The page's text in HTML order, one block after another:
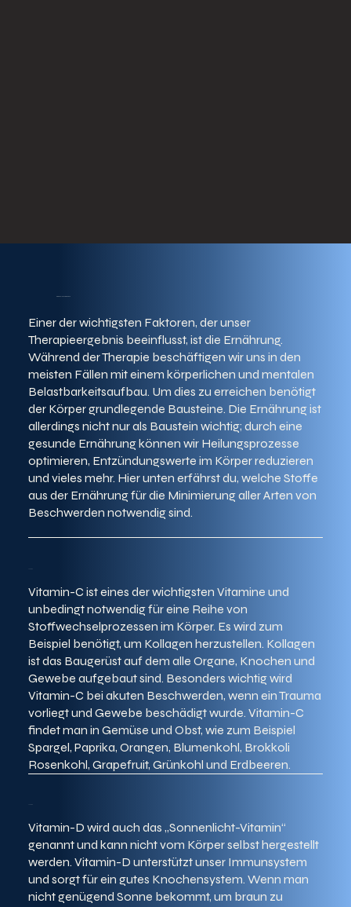
Einer der wichtigsten Faktoren, der unser
Therapieergebnis beeinflusst, ist die Ernährung.
Während der Therapie beschäftigen wir uns in den
meisten Fällen mit einem körperlichen und mentalen
Belastbarkeitsaufbau. Um dies zu erreichen benötigt
der Körper grundlegende Bausteine. Die Ernährung ist
allerdings nicht nur als Baustein wichtig; durch eine
gesunde Ernährung können wir Heilungsprozesse
optimieren, Entzündungswerte im Körper reduzieren
und vieles mehr. Hier unten erfährst du, welche Stoffe
aus der Ernährung für die Minimierung aller Arten von
Beschwerden notwendig sind.
Vitamin-C ist eines der wichtigsten Vitamine und
unbedingt notwendig für eine Reihe von
Stoffwechselprozessen im Körper. Es wird zum
Beispiel benötigt, um Kollagen herzustellen. Kollagen
ist das Baugerüst auf dem alle Organe, Knochen und
Gewebe aufgebaut sind. Besonders wichtig wird
Vitamin-C bei akuten Beschwerden, wenn ein Trauma
vorliegt und Gewebe beschädigt wurde. Vitamin-C
findet man in Gemüse und Obst, wie zum Beispiel
Spargel, Paprika, Orangen, Blumenkohl, Brokkoli
Rosenkohl, Grapefruit, Grünkohl und Erdbeeren.
Vitamin-D wird auch das „Sonnenlicht-Vitamin“
genannt und kann nicht vom Körper selbst hergestellt
werden. Vitamin-D unterstützt unser Immunsystem
und sorgt für ein gutes Knochensystem. Wenn man
nicht genügend Sonne bekommt, um braun zu